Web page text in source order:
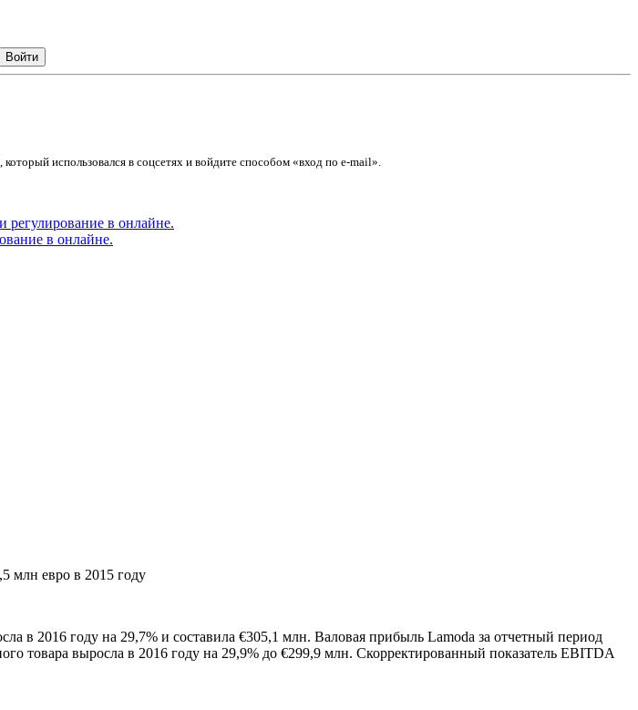
использовался в соцсетях и войдите способом «вход по e-mail».
в онлайне.
млн евро в 2015 году
в 2016 году на 29,7% и составила €305,1 млн. Валовая прибыль Lamoda за отчетный период
товара выросла в 2016 году на 29,9% до €299,9 млн. Скорректированный показатель EBITDA